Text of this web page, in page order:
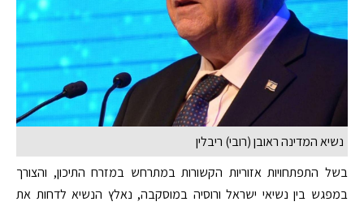
נשיא המדינה ראובן (רובי) ריבלין
בשל התפתחויות אזוריות הקשורות במתרחש במזרח התיכון, והצורך
במפגש בין נשיאי ישראל ורוסיה במוסקבה, נאלץ הנשיא לדחות את